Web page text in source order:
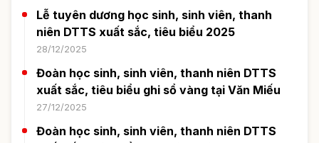
Lễ tuyên dương học sinh, sinh viên, thanh
niên DTTS xuất sắc, tiêu biểu 2025
28/12/2025
Đoàn học sinh, sinh viên, thanh niên DTTS
xuất sắc, tiêu biểu ghi sổ vàng tại Văn Miếu
27/12/2025
Đoàn học sinh, sinh viên, thanh niên DTTS